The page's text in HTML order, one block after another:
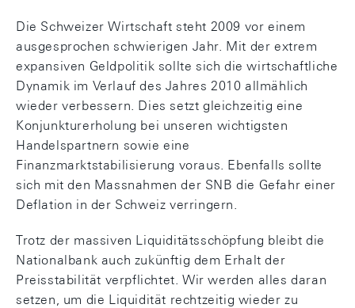
Die Schweizer Wirtschaft steht 2009 vor einem
ausgesprochen schwierigen Jahr. Mit der extrem
expansiven Geldpolitik sollte sich die wirtschaftliche
Dynamik im Verlauf des Jahres 2010 allmählich
wieder verbessern. Dies setzt gleichzeitig eine
Konjunkturerholung bei unseren wichtigsten
Handelspartnern sowie eine
Finanzmarktstabilisierung voraus. Ebenfalls sollte
sich mit den Massnahmen der SNB die Gefahr einer
Deflation in der Schweiz verringern.
Trotz der massiven Liquiditätsschöpfung bleibt die
Nationalbank auch zukünftig dem Erhalt der
Preisstabilität verpflichtet. Wir werden alles daran
setzen, um die Liquidität rechtzeitig wieder zu